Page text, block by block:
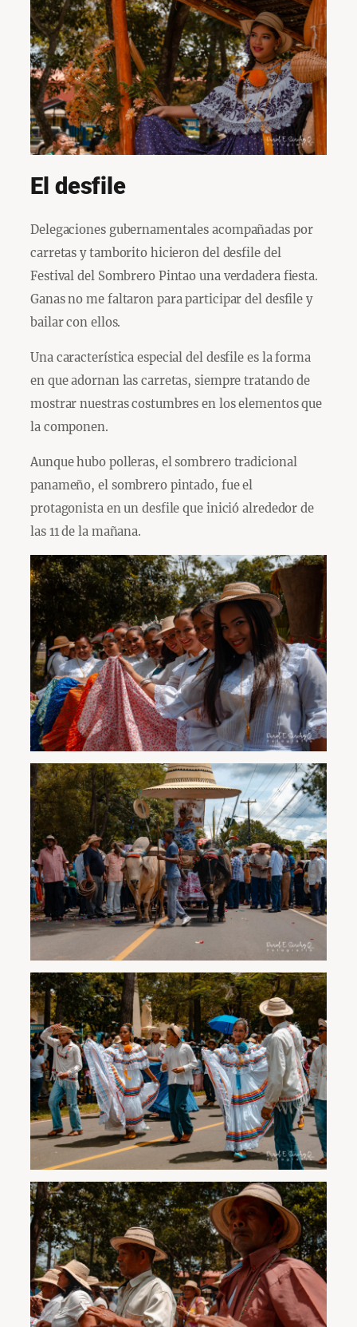
El desfile
Delegaciones gubernamentales acompañadas por
carretas y tamborito hicieron del desfile del
Festival del Sombrero Pintao una verdadera fiesta.
Ganas no me faltaron para participar del desfile y
bailar con ellos.
Una característica especial del desfile es la forma
en que adornan las carretas, siempre tratando de
mostrar nuestras costumbres en los elementos que
la componen.
Aunque hubo polleras, el sombrero tradicional
panameño, el sombrero pintado, fue el
protagonista en un desfile que inició alrededor de
las 11 de la mañana.